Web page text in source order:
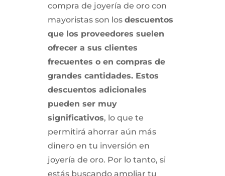
compra de joyería de oro con
mayoristas son los descuentos
que los proveedores suelen
ofrecer a sus clientes
frecuentes o en compras de
grandes cantidades. Estos
descuentos adicionales
pueden ser muy
significativos, lo que te
permitirá ahorrar aún más
dinero en tu inversión en
joyería de oro. Por lo tanto, si
estás buscando ampliar tu